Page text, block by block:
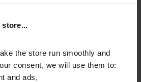
the store run smoothly and
consent, we will use them to:
and ads,
testati in un laboratorio